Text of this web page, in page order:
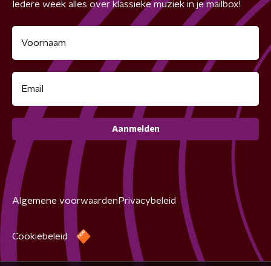
Iedere week alles over klassieke muziek in je mailbox!
Aanmelden
Algemene voorwaarden Privacybeleid
Cookiebeleid